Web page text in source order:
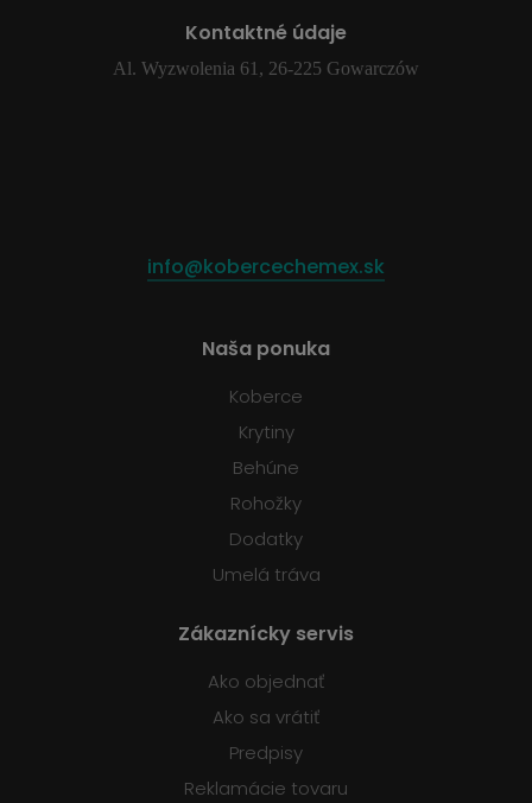
Kontaktné údaje
Al. Wyzwolenia 61, 26-225 Gowarczów
info@kobercechemex.sk
Naša ponuka
Koberce
Krytiny
Behúne
Rohožky
Dodatky
Umelá tráva
Zákaznícky servis
Ako objednať
Ako sa vrátiť
Predpisy
Reklamácie tovaru